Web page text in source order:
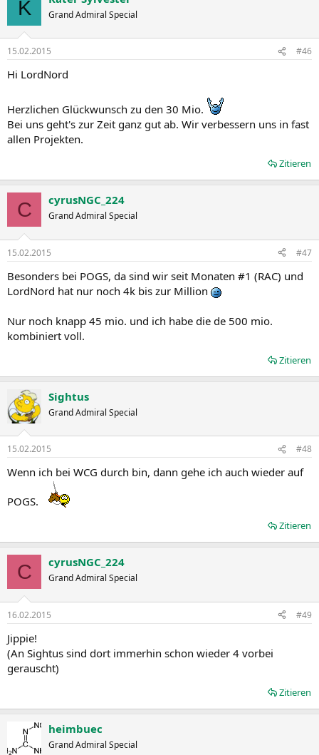
K Grand Admiral Special
15.02.2015 #46
Hi LordNord
Herzlichen Glückwunsch zu den 30 Mio.
Bei uns geht's zur Zeit ganz gut ab. Wir verbessern uns in fast
allen Projekten.
Zitieren
C cyrusNGC_224
Grand Admiral Special
15.02.2015 #47
Besonders bei POGS, da sind wir seit Monaten #1 (RAC) und
LordNord hat nur noch 4k bis zur Million
Nur noch knapp 45 mio. und ich habe die de 500 mio.
kombiniert voll.
Zitieren
Sightus
Grand Admiral Special
15.02.2015 #48
Wenn ich bei WCG durch bin, dann gehe ich auch wieder auf
POGS.
Zitieren
C cyrusNGC_224
Grand Admiral Special
16.02.2015 #49
Jippie!
(An Sightus sind dort immerhin schon wieder 4 vorbei
gerauscht)
Zitieren
heimbuec
Grand Admiral Special